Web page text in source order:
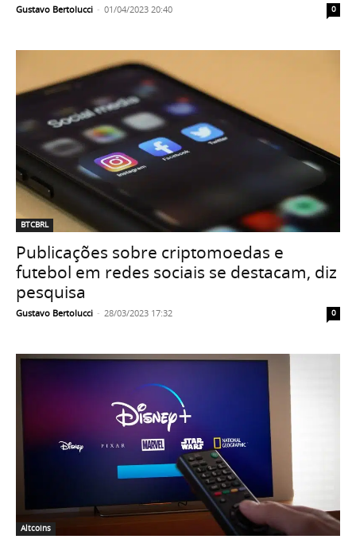
Gustavo Bertolucci - 01/04/2023 20:40 0
BTCBRL
Publicações sobre criptomoedas e
futebol em redes sociais se destacam, diz
pesquisa
Gustavo Bertolucci - 28/03/2023 17:32 0
Altcoins